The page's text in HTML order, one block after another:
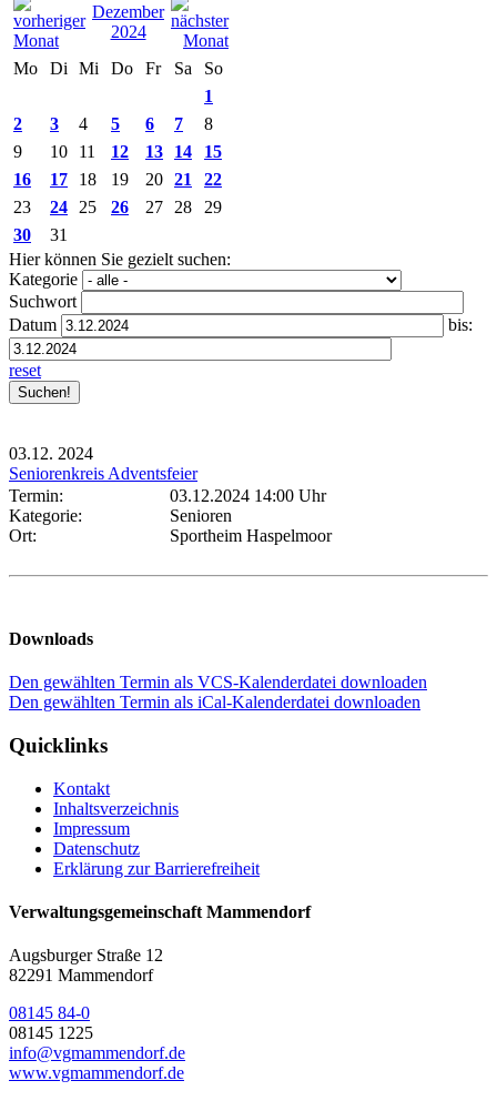
Dezember
2024
Mo
Di Mi Do Fr Sa
So
1
2
3 4 5 6 7
8
9
10 11 12 13 14
15
16
17 18 19 20 21
22
23
24 25 26 27 28
29
30
31
Hier können Sie gezielt suchen:
Kategorie
Suchwort
Datum
bis:
reset
03.12. 2024
Seniorenkreis Adventsfeier
Termin:
03.12.2024 14:00 Uhr
Kategorie:
Senioren
Ort:
Sportheim Haspelmoor
Downloads
Den gewählten Termin als VCS-Kalenderdatei downloaden
Den gewählten Termin als iCal-Kalenderdatei downloaden
Quicklinks
Kontakt
Inhaltsverzeichnis
Impressum
Datenschutz
Erklärung zur Barrierefreiheit
Verwaltungsgemeinschaft Mammendorf
Augsburger Straße 12
82291 Mammendorf
08145 84-0
08145 1225
info@vgmammendorf.de
www.vgmammendorf.de